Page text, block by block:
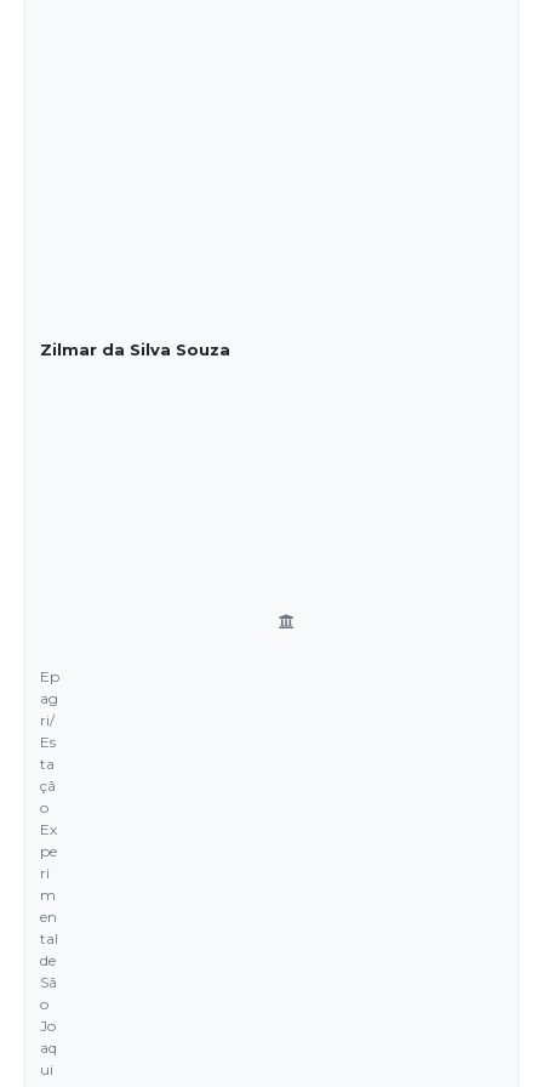
Zilmar da Silva Souza
Ep
ag
ri/
Es
ta
çã
o
Ex
pe
ri
m
en
tal
de
Sã
o
Jo
aq
ui